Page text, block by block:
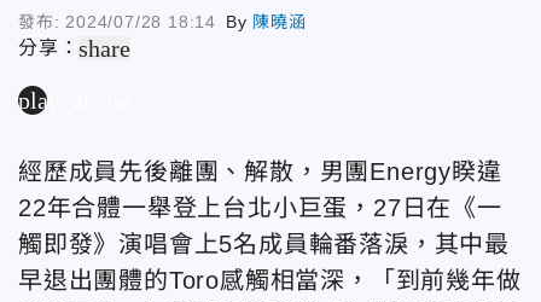
發布: 2024/07/28 18:14 By 陳曉涵
分享：share
play_arrow
經歷成員先後離團、解散，男團Energy睽違
22年合體一舉登上台北小巨蛋，27日在《一
觸即發》演唱會上5名成員輪番落淚，其中最
早退出團體的Toro感觸相當深，「到前幾年做